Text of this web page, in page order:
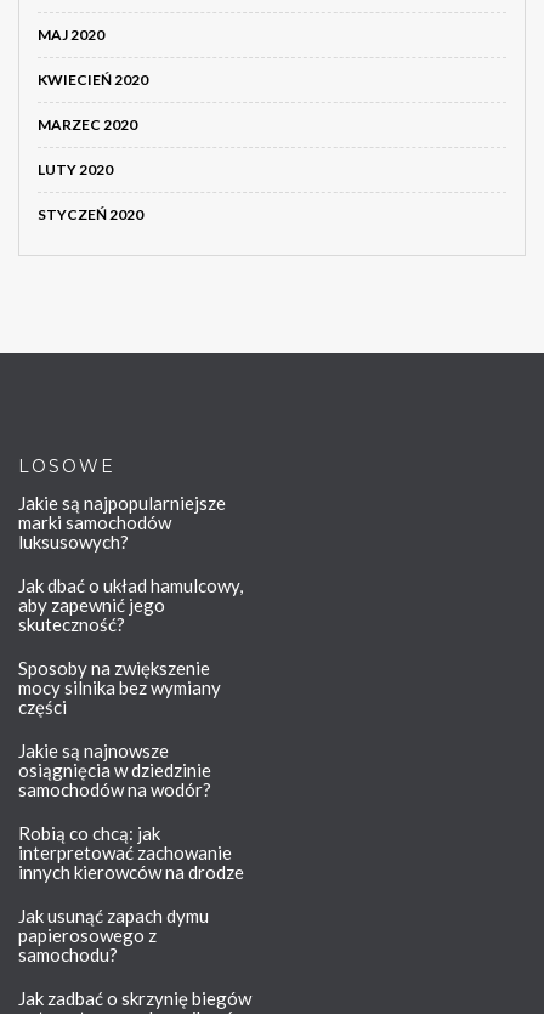
MAJ 2020
KWIECIEŃ 2020
MARZEC 2020
LUTY 2020
STYCZEŃ 2020
LOSOWE
Jakie są najpopularniejsze
marki samochodów
luksusowych?
Jak dbać o układ hamulcowy,
aby zapewnić jego
skuteczność?
Sposoby na zwiększenie
mocy silnika bez wymiany
części
Jakie są najnowsze
osiągnięcia w dziedzinie
samochodów na wodór?
Robią co chcą: jak
interpretować zachowanie
innych kierowców na drodze
Jak usunąć zapach dymu
papierosowego z
samochodu?
Jak zadbać o skrzynię biegów